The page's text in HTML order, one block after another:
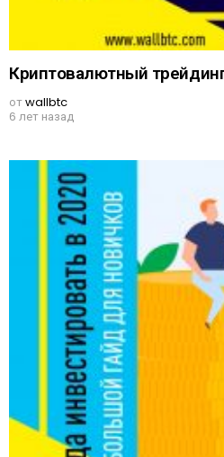
Криптовалютный
отwallbtc
6 лет назад